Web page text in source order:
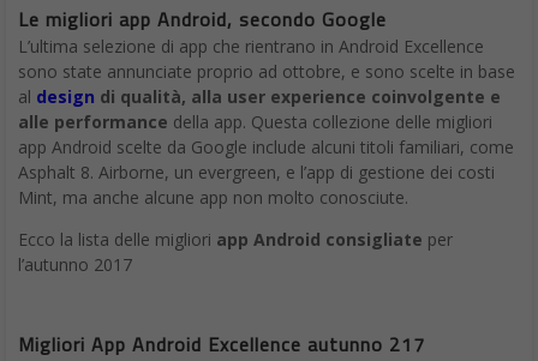
Le migliori app Android, secondo Google
L’ultima selezione di app che rientrano in Android Excellence
sono state annunciate proprio ad ottobre, e sono scelte in base
al design di qualità, alla user experience coinvolgente e
alle performance della app. Questa collezione delle migliori
app Android scelte da Google include alcuni titoli familiari, come
Asphalt 8. Airborne, un evergreen, e l’app di gestione dei costi
Mint, ma anche alcune app non molto conosciute.
Ecco la lista delle migliori app Android consigliate per
l’autunno 2017
Migliori App Android Excellence autunno 217